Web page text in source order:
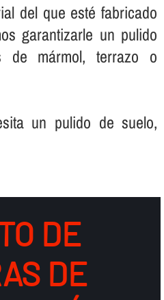
del que esté fabricado
garantizarle un pulido
de mármol, terrazo o
un pulido de suelo,
DE
DE